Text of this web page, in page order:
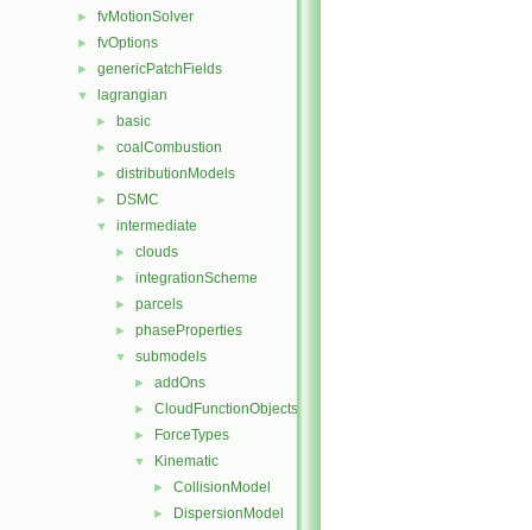
► fvMotionSolver
► fvOptions
► genericPatchFields
▼ lagrangian
► basic
► coalCombustion
► distributionModels
► DSMC
▼ intermediate
► clouds
► integrationScheme
► parcels
► phaseProperties
▼ submodels
► addOns
► CloudFunctionObjects
► ForceTypes
▼ Kinematic
► CollisionModel
► DispersionModel